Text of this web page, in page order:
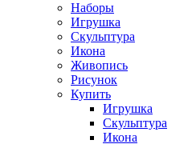
Наборы
Игрушка
Скульптура
Икона
Живопись
Рисунок
Купить
Игрушка
Скульптура
Икона